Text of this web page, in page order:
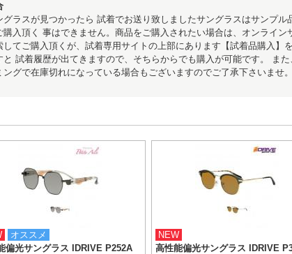
グラスが見つかったら 試着でお送り致しましたサングラスはサンプル
購入頂く 事はできません。商品をご購入されたい場合は、オンライン
してご購入頂くが、試着専用サイトの上部にあります【試着品購入】
と 試着履歴が出てきますので、そちらからでも購入が可能です。 また
グで在庫切れになっている場合もございますのでご了承下さいませ。
オススメ
偏光サングラス IDRIVE P252A
NEW
高性能偏光サングラス IDRIVE